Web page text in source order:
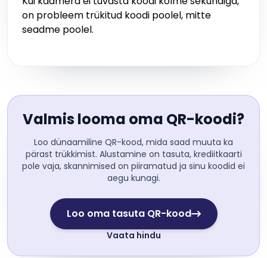
on probleem trükitud koodi poolel, mitte
seadme poolel.
Valmis looma oma QR-koodi?
Loo dünaamiline QR-kood, mida saad muuta ka
pärast trükkimist. Alustamine on tasuta, krediitkaarti
pole vaja, skannimised on piiramatud ja sinu koodid ei
aegu kunagi.
Loo oma tasuta QR-kood
Vaata hindu